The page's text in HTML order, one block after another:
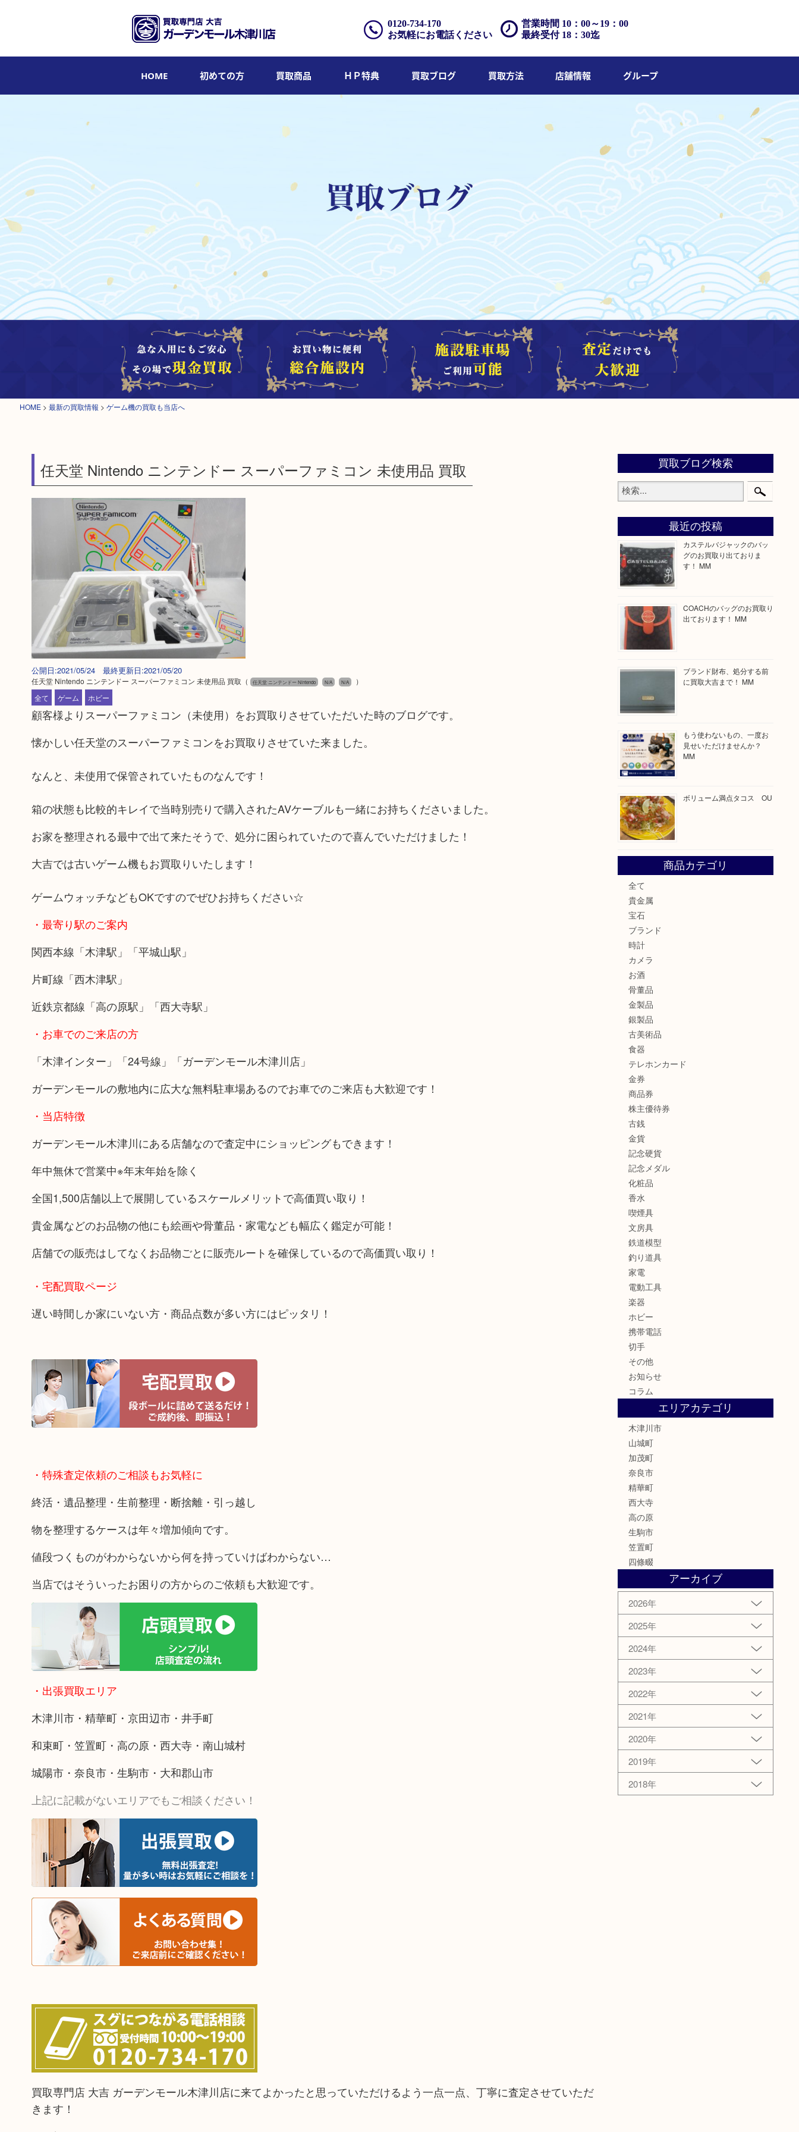
営業時間 10：00～19：00
最終受付 18：30迄
0120-734-170
お気軽にお電話ください
HOME 初めての方 買取商品 ＨＰ特典 買取ブログ 買取方法 店舗情報 グループ
HOME > 最新の買取情報 > ゲーム機の買取も当店へ
任天堂 Nintendo ニンテンドー スーパーファミコン 未使用品 買取
公開日:2021/05/24 最終更新日:2021/05/20
任天堂 Nintendo ニンテンドー スーパーファミコン 未使用品 買取 （ 任天堂 ニンテンドー Nintendo N/A N/A
）
全て
ゲーム ホビー
顧客様よりスーパーファミコン（未使用）をお買取りさせていただいた時のブログです。
懐かしい任天堂のスーパーファミコンをお買取りさせていた来ました。
なんと、未使用で保管されていたものなんです！
箱の状態も比較的キレイで当時別売りで購入されたAVケーブルも一緒にお持ちくださいました。
お家を整理される最中で出て来たそうで、処分に困られていたので喜んでいただけました！
大吉では古いゲーム機もお買取りいたします！
ゲームウォッチなどもOKですのでぜひお持ちください☆
・最寄り駅のご案内
関西本線「木津駅」「平城山駅」
片町線「西木津駅」
近鉄京都線「高の原駅」「西大寺駅」
・お車でのご来店の方
「木津インター」「24号線」「ガーデンモール木津川店」
ガーデンモールの敷地内に広大な無料駐車場あるのでお車でのご来店も大歓迎です！
・当店特徴
ガーデンモール木津川にある店舗なので査定中にショッピングもできます！
年中無休で営業中※年末年始を除く
全国1,500店舗以上で展開しているスケールメリットで高価買い取り！
貴金属などのお品物の他にも絵画や骨董品・家電なども幅広く鑑定が可能！
店舗での販売はしてなくお品物ごとに販売ルートを確保しているので高価買い取り！
・宅配買取ページ
遅い時間しか家にいない方・商品点数が多い方にはピッタリ！
・特殊査定依頼のご相談もお気軽に
終活・遺品整理・生前整理・断捨離・引っ越し
物を整理するケースは年々増加傾向です。
値段つくものがわからないから何を持っていけばわからない…
当店ではそういったお困りの方からのご依頼も大歓迎です。
・出張買取エリア
木津川市・精華町・京田辺市・井手町
和束町・笠置町・高の原・西大寺・南山城村
城陽市・奈良市・生駒市・大和郡山市
上記に記載がないエリアでもご相談ください！
買取専門店 大吉 ガーデンモール木津川店に来てよかったと思っていただけるよう一点一点、丁寧に査定させていただ
きます！
買取ブログ検索
最近の投稿
カステルバジャックのバッ
グのお買取り出ておりま
す！ MM
COACHのバッグのお買取り
出ております！ MM
ブランド財布、処分する前
に買取大吉まで！ MM
もう使わないもの、一度お
見せいただけませんか？
MM
ボリューム満点タコス OU
商品カテゴリ
全て
貴金属
宝石
ブランド
時計
カメラ
お酒
骨董品
金製品
銀製品
古美術品
食器
テレホンカード
金券
商品券
株主優待券
古銭
金貨
記念硬貨
記念メダル
化粧品
香水
喫煙具
文房具
鉄道模型
釣り道具
家電
電動工具
楽器
ホビー
携帯電話
切手
その他
お知らせ
コラム
エリアカテゴリ
木津川市
山城町
加茂町
奈良市
精華町
西大寺
高の原
生駒市
笠置町
四條畷
アーカイブ
2026年
2025年
2024年
2023年
2022年
2021年
2020年
2019年
2018年